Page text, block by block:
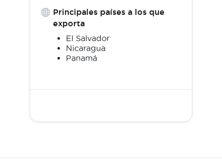
Principales países a los que
exporta
El Salvador
Nicaragua
Panamá